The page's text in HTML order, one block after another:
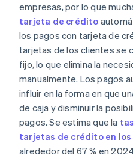
Realizar auditorías de
Manejo avanzado para
Análisis detallados e
Diseño pensado para el
Soporte internacional y
Seguridad y
empresas, por lo que
tarjeta de crédito
los pagos con tarjeta de
tarjetas de los clientes se
fijo, lo que elimina la
manualmente. Los pagos
influir en la forma en que
de caja y disminuir la
pagos. Se estima que la
tarjetas de crédito en los
alrededor del 67 % en